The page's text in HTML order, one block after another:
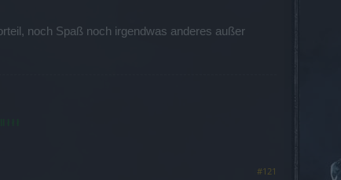
noch Spaß noch irgendwas anderes außer
#121